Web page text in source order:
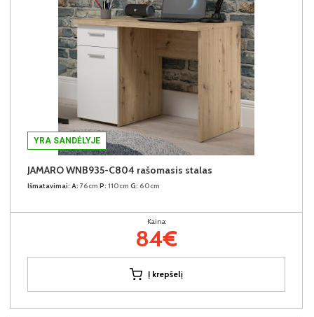
YRA SANDĖLYJE
JAMARO WNB935-C804 rašomasis stalas
Išmatavimai: A: 76cm P: 110cm G: 60cm
Kaina:
84€
Į krepšelį